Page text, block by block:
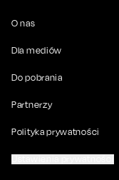
O nas
Dla mediów
Do pobrania
Partnerzy
Polityka prywatności